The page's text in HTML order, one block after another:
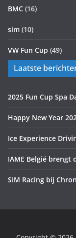
BMC (16)
sim (10)
VW Fun Cup (49)
Laatste
2025 Fun Cup Spa
Happy New Year
Ice Experience
IAME België brengt
SIM Racing bij